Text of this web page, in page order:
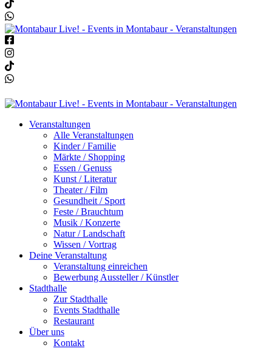
Veranstaltungen
Alle Veranstaltungen
Kinder / Familie
Märkte / Shopping
Essen / Genuss
Kunst / Literatur
Theater / Film
Gesundheit / Sport
Feste / Brauchtum
Musik / Konzerte
Natur / Landschaft
Wissen / Vortrag
Deine Veranstaltung
Veranstaltung einreichen
Bewerbung Aussteller / Künstler
Stadthalle
Zur Stadthalle
Events Stadthalle
Restaurant
Über uns
Kontakt